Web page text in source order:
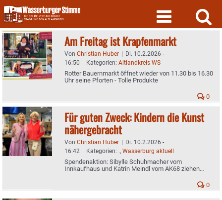
Skip
to
content
Am Freitag ist Krapfenmarkt
Von Christian Huber | Di. 10.2.2026 -
16:50 | Kategorien: Altlandkreis WS
Rotter Bauernmarkt öffnet wieder von 11.30 bis 16.30
Uhr seine Pforten - Tolle Produkte
0
Für guten Zweck: Kindern die Kunst
nähergebracht
Von Christian Huber | Di. 10.2.2026 -
16:42 | Kategorien: ., Wasserburg aktuell
Spendenaktion: Sibylle Schuhmacher vom
Innkaufhaus und Katrin Meindl vom AK68 ziehen
0